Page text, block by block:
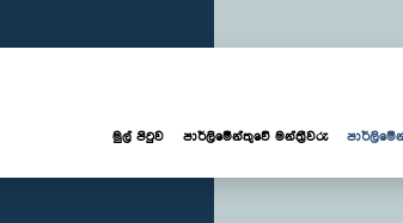
මුල් පිටුව පාර්ලි‌මේන්තුවේ මන්ත්‍රීවරු